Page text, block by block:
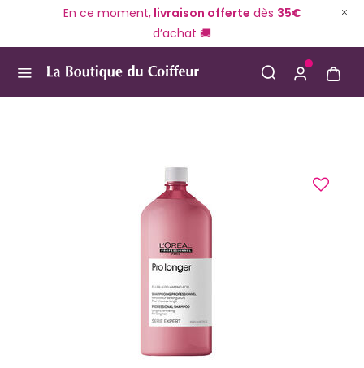
En ce moment,livraison offerte dès 35€
d’achat 🚚